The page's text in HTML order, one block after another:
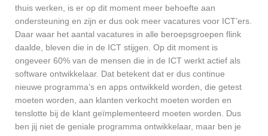
thuis werken, is er op dit moment meer behoefte aan
ondersteuning en zijn er dus ook meer vacatures voor ICT’ers.
Daar waar het aantal vacatures in alle beroepsgroepen flink
daalde, bleven die in de ICT stijgen. Op dit moment is
ongeveer 60% van de mensen die in de ICT werkt actief als
software ontwikkelaar. Dat betekent dat er dus continue
nieuwe programma’s en apps ontwikkeld worden, die getest
moeten worden, aan klanten verkocht moeten worden en
tenslotte bij de klant geïmplementeerd moeten worden. Dus
ben jij niet de geniale programma ontwikkelaar, maar ben je